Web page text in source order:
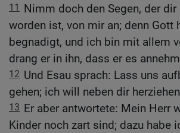
11
Nimm doch den Segen, der dir
worden ist, von mir an; denn Gott
begnadigt, und ich bin mit allem
drang er in ihn, dass er es
12 Und Esau sprach: Lass uns
gehen; ich will neben dir
13 Er aber antwortete: Mein Herr
Kinder noch zart sind; dazu habe